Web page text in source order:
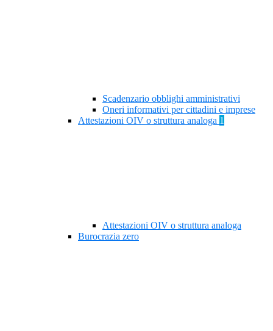
Scadenzario obblighi amministrativi
Oneri informativi per cittadini e imprese
Attestazioni OIV o struttura analoga 1
Attestazioni OIV o struttura analoga
Burocrazia zero